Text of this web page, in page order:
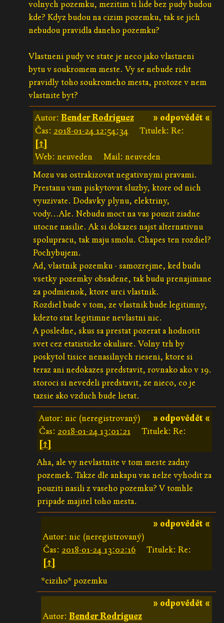
volnych pozemku, mezitim ti lide bez pudy budou
kde? Kdyz budou na cizim pozemku, tak se jich
nebudou pravidla daneho pozemku?
Vlastneni pudy ve state je neco jako vlastneni
bytu v soukromem meste. Vy se nebude ridit
pravidly toho soukromeho mesta, protoze v nem
vlastnite byt?
» odpovědět «
Autor: Bender Rodriguez
Čas: 2018-01-24 12:54:34
Titulek: Re:
[↑]
Web: neuveden
Mail: neuveden
Mozu vas ostrakizovat negativnymi pravami.
Prestanu vam piskytovat sluzby, ktore od nich
vyuzivate. Dodavky plynu, elektriny,
vody...Ale. Nebudu moct na vas pouzit ziadne
utocne nasilie. Ak si dokazes najst alternativnu
spolupracu, tak maju smolu. Chapes ten rozdiel?
Pochybujem.
Ad, vlastnik pozemku - samozrejme, ked budu
vsetky pozemky obsadene, tak budu prenajimane
za podmienok, ktore urci vlastnik.
Rozdiel bude v tom, ze vlastnik bude legitimny,
kdezto stat legitimne nevlastni nic.
A posledne, skus sa prestat pozerat a hodnotit
svet cez etatisticke okuliare. Volny trh by
poskytol tisice nenasilnych rieseni, ktore si
teraz ani nedokazes predstavit, rovnako ako v 19.
storoci si nevedeli predstavit, ze nieco, co je
tazsie ako vzduch bude lietat.
» odpovědět «
Autor: nic (neregistrovaný)
Čas: 2018-01-24 13:01:21
Titulek: Re:
[↑]
Aha, ale vy nevlastnite v tom meste zadny
pozemek. Takze dle ankapu vas nelze vyhodit za
pouziti nasili z vaseho pozemku? V tomhle
pripade majitel toho mesta.
» odpovědět «
Autor: nic (neregistrovaný)
Čas: 2018-01-24 13:02:16
Titulek: Re:
[↑]
*ciziho* pozemku
» odpovědět «
Autor:Bender Rodriguez